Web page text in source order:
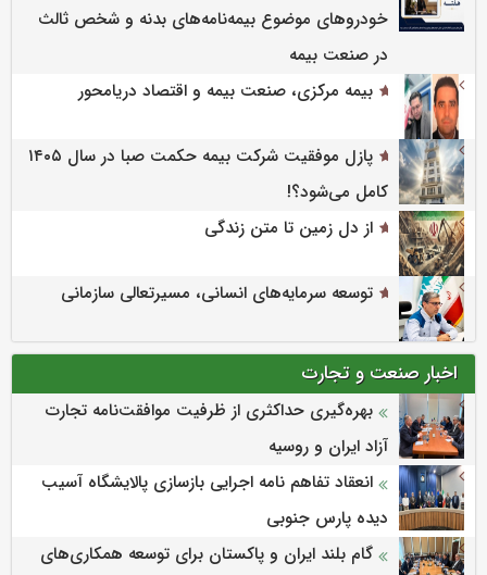
خودروهای موضوع بیمه‌نامه‌های بدنه و شخص ثالث
در صنعت بیمه
بیمه مرکزی، صنعت بیمه و اقتصاد دریامحور
پازل موفقیت شرکت بیمه حکمت صبا در سال ۱۴۰۵
کامل می‌شود؟!
از دل زمین تا متن زندگی
توسعه سرمایه‌های انسانی، مسیرتعالی سازمانی
اخبار صنعت و تجارت
بهره‌گیری حداکثری از ظرفیت موافقت‌نامه تجارت
آزاد ایران و روسیه
انعقاد تفاهم نامه اجرایی بازسازی پالایشگاه آسیب
دیده پارس جنوبی
گام بلند ایران و پاکستان برای توسعه همکاری‌های